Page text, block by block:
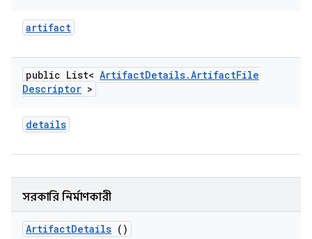
artifact
public List< ArtifactDetails.ArtifactFile
Descriptor >
details
সরকারি নির্মাণকারী
ArtifactDetails ()